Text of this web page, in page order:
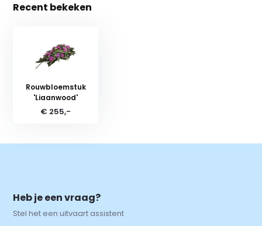
Recent bekeken
Rouwbloemstuk
'Liaanwood'
€ 255,-
Heb je een vraag?
Stel het een uitvaart assistent